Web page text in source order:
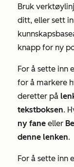
Bruk
ditt, eller sett
knapp for ny
For å sette inn
for å markere
deretter på
tekstboksen.
ny fane eller
denne lenken.
For å sette inn